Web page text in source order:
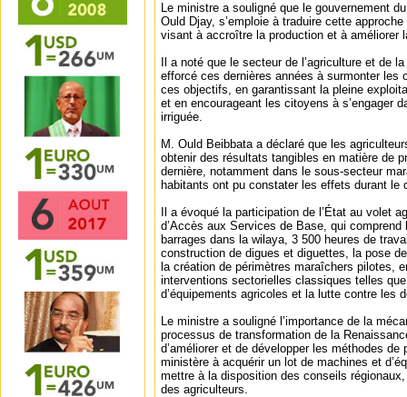
Le ministre a souligné que le gouvernement
Ould Djay, s’emploie à traduire cette
visant à accroître la production et à améliorer
Il a noté que le secteur de l’agriculture et de
efforcé ces dernières années à surmonter les
ces objectifs, en garantissant la pleine
et en encourageant les citoyens à s’engager
irriguée.
M. Ould Beibbata a déclaré que les
obtenir des résultats tangibles en matière de
dernière, notamment dans le sous-secteur
habitants ont pu constater les effets durant le
Il a évoqué la participation de l’État au volet
d’Accès aux Services de Base, qui
barrages dans la wilaya, 3 500 heures de
construction de digues et diguettes, la pose
la création de périmètres maraîchers pilotes,
interventions sectorielles classiques telles
d’équipements agricoles et la lutte contre les
Le ministre a souligné l’importance de la
processus de transformation de la
d’améliorer et de développer les méthodes
ministère à acquérir un lot de machines et
mettre à la disposition des conseils
des agriculteurs.